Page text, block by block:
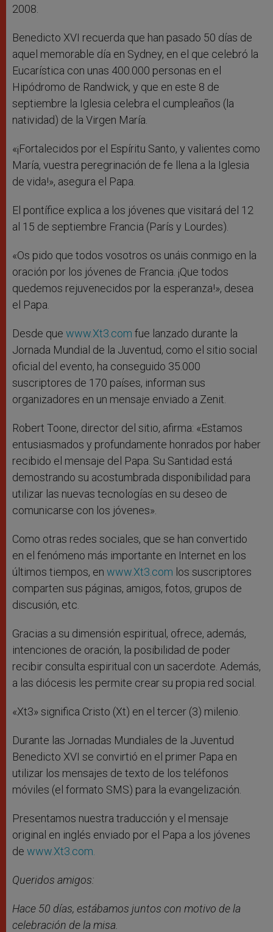
2008.
Benedicto XVI recuerda que han pasado 50 días de
aquel memorable día en Sydney, en el que celebró la
Eucarística con unas 400.000 personas en el
Hipódromo de Randwick, y que en este 8 de
septiembre la Iglesia celebra el cumpleaños (la
natividad) de la Virgen María.
«¡Fortalecidos por el Espíritu Santo, y valientes como
María, vuestra peregrinación de fe llena a la Iglesia
de vida!», asegura el Papa.
El pontífice explica a los jóvenes que visitará del 12
al 15 de septiembre Francia (París y Lourdes).
«Os pido que todos vosotros os unáis conmigo en la
oración por los jóvenes de Francia. ¡Que todos
quedemos rejuvenecidos por la esperanza!», desea
el Papa.
Desde que www.Xt3.com fue lanzado durante la
Jornada Mundial de la Juventud, como el sitio social
oficial del evento, ha conseguido 35.000
suscriptores de 170 países, informan sus
organizadores en un mensaje enviado a Zenit.
Robert Toone, director del sitio, afirma: «Estamos
entusiasmados y profundamente honrados por haber
recibido el mensaje del Papa. Su Santidad está
demostrando su acostumbrada disponibilidad para
utilizar las nuevas tecnologías en su deseo de
comunicarse con los jóvenes».
Como otras redes sociales, que se han convertido
en el fenómeno más importante en Internet en los
últimos tiempos, en www.Xt3.com los suscriptores
comparten sus páginas, amigos, fotos, grupos de
discusión, etc.
Gracias a su dimensión espiritual, ofrece, además,
intenciones de oración, la posibilidad de poder
recibir consulta espiritual con un sacerdote. Además,
a las diócesis les permite crear su propia red social.
«Xt3» significa Cristo (Xt) en el tercer (3) milenio.
Durante las Jornadas Mundiales de la Juventud
Benedicto XVI se convirtió en el primer Papa en
utilizar los mensajes de texto de los teléfonos
móviles (el formato SMS) para la evangelización.
Presentamos nuestra traducción y el mensaje
original en inglés enviado por el Papa a los jóvenes
de www.Xt3.com.
Queridos amigos:
Hace 50 días, estábamos juntos con motivo de la
celebración de la misa.